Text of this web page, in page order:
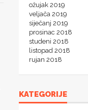
ožujak 2019
veljača 2019
siječanj 2019
prosinac 2018
studeni 2018
listopad 2018
rujan 2018
KATEGORIJE